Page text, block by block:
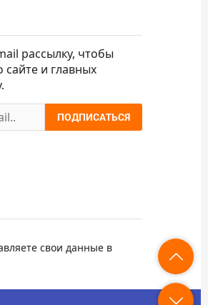
рассылку, чтобы
сайте и главных
ПОДПИСАТЬСЯ
свои данные в